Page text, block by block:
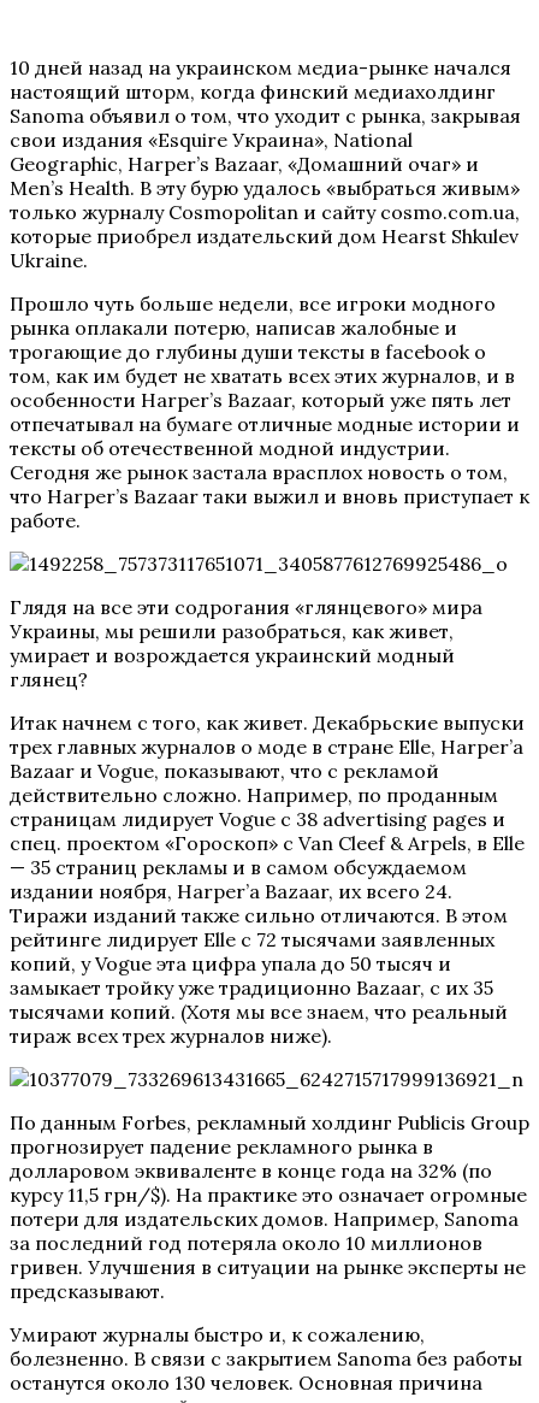
10 дней назад на украинском медиа-рынке начался
настоящий шторм, когда финский медиахолдинг
Sanoma объявил о том, что уходит с рынка, закрывая
свои издания «Esquire Украина», National
Geographic, Harper’s Bazaar, «Домашний очаг» и
Men’s Health. В эту бурю удалось «выбраться живым»
только журналу Cosmopolitan и сайту cosmo.com.ua,
которые приобрел издательский дом Hearst Shkulev
Ukraine.
Прошло чуть больше недели, все игроки модного
рынка оплакали потерю, написав жалобные и
трогающие до глубины души тексты в facebook о
том, как им будет не хватать всех этих журналов, и в
особенности Harper’s Bazaar, который уже пять лет
отпечатывал на бумаге отличные модные истории и
тексты об отечественной модной индустрии.
Сегодня же рынок застала врасплох новость о том,
что Harper’s Bazaar таки выжил и вновь приступает к
работе.
Глядя на все эти содрогания «глянцевого» мира
Украины, мы решили разобраться, как живет,
умирает и возрождается украинский модный
глянец?
Итак начнем с того, как живет. Декабрьские выпуски
трех главных журналов о моде в стране Ellе, Harper’a
Bazaar и Vogue, показывают, что с рекламой
действительно сложно. Например, по проданным
страницам лидирует Vogue c 38 advertising pages и
спец. проектом «Гороскоп» с Van Cleef & Arpels, в Elle
— 35 страниц рекламы и в самом обсуждаемом
издании ноября, Harper’a Bazaar, их всего 24.
Тиражи изданий также сильно отличаются. В этом
рейтинге лидирует Ellе с 72 тысячами заявленных
копий, у Vogue эта цифра упала до 50 тысяч и
замыкает тройку уже традиционно Bazaar, с их 35
тысячами копий. (Хотя мы все знаем, что реальный
тираж всех трех журналов ниже).
По данным Forbes, рекламный холдинг Publicis Group
прогнозирует падение рекламного рынка в
долларовом эквиваленте в конце года на 32% (по
курсу 11,5 грн/$). На практике это означает огромные
потери для издательских домов. Например, Sanoma
за последний год потеряла около 10 миллионов
гривен. Улучшения в ситуации на рынке эксперты не
предсказывают.
Умирают журналы быстро и, к сожалению,
болезненно. В связи с закрытием Sanoma без работы
останутся около 130 человек. Основная причина